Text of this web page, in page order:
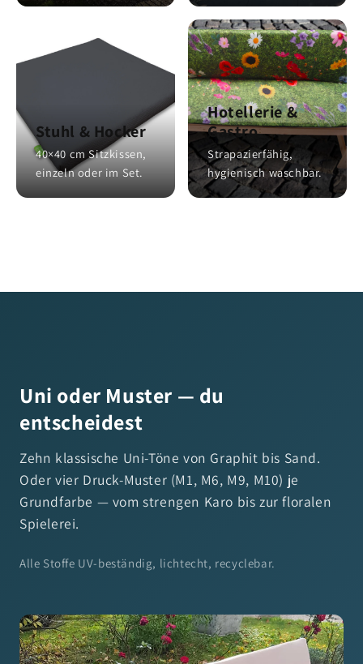
Stuhl & Hocker
40×40 cm Sitzkissen,
einzeln oder im Set.
Hotellerie &
Gastro
Strapazierfähig,
hygienisch waschbar.
Uni oder Muster — du
entscheidest
Zehn klassische Uni-Töne von Graphit bis Sand.
Oder vier Druck-Muster (M1, M6, M9, M10) je
Grundfarbe — vom strengen Karo bis zur floralen
Spielerei.
Alle Stoffe UV-beständig, lichtecht, recyclebar.